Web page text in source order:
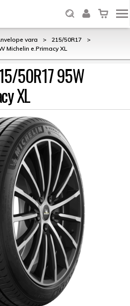
vara > 215/50R17
>
Michelin e.Primacy XL
50R17 95W
XL